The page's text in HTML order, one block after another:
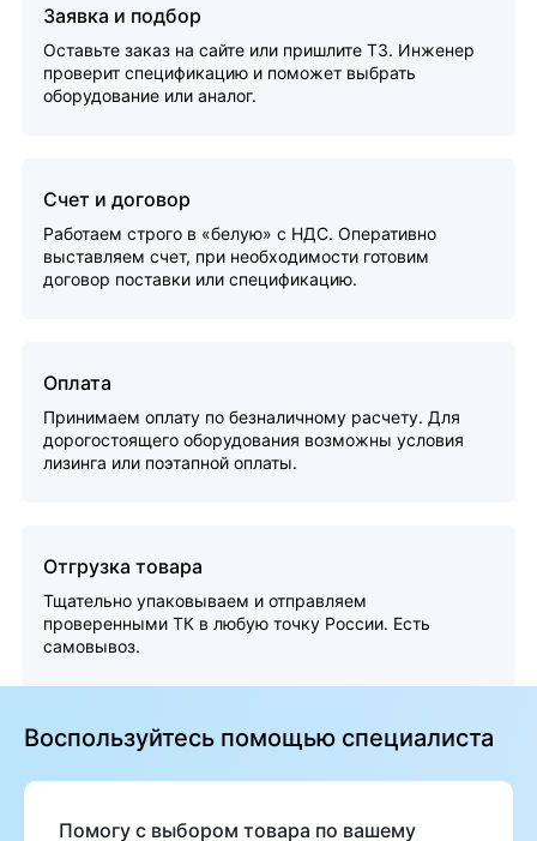
Заявка и подбор
Оставьте заказ на сайте или пришлите ТЗ. Инженер
проверит спецификацию и поможет выбрать
оборудование или аналог.
Счет и договор
Работаем строго в «белую» с НДС. Оперативно
выставляем счет, при необходимости готовим
договор поставки или спецификацию.
Оплата
Принимаем оплату по безналичному расчету. Для
дорогостоящего оборудования возможны условия
лизинга или поэтапной оплаты.
Отгрузка товара
Тщательно упаковываем и отправляем
проверенными ТК в любую точку России. Есть
самовывоз.
Воспользуйтесь помощью специалиста
Помогу с выбором товара по вашему